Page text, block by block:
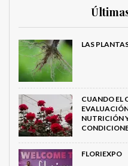
LAS
CUANDO EL
NUTRICIÓN
FLORIEXPO